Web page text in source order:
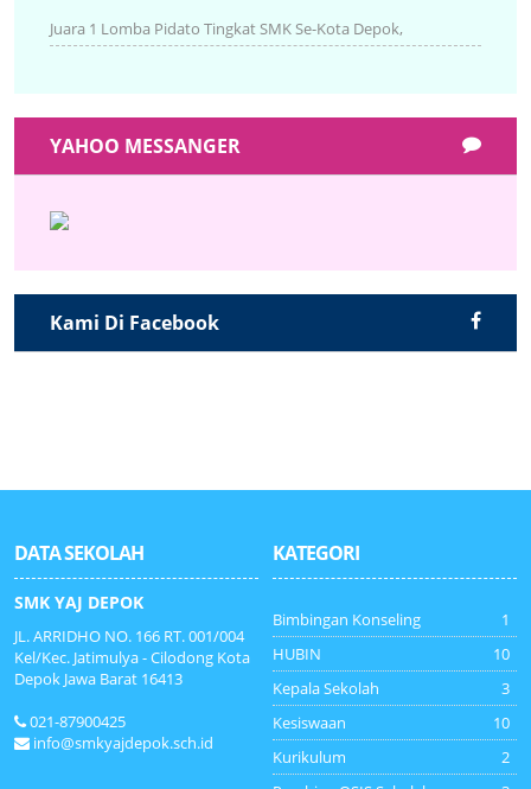
Juara 1 Lomba Pidato Tingkat SMK Se-Kota Depok,
YAHOO MESSANGER
Kami Di Facebook
DATA SEKOLAH
SMK YAJ DEPOK
JL. ARRIDHO NO. 166 RT. 001/004
Kel/Kec. Jatimulya - Cilodong Kota
Depok Jawa Barat 16413
021-87900425
info@smkyajdepok.sch.id
KATEGORI
Bimbingan Konseling
1
HUBIN
10
Kepala Sekolah
3
Kesiswaan
10
Kurikulum
2